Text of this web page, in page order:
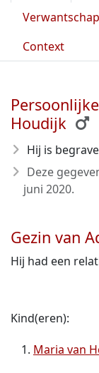
Verwantschap
Context
Houdijk
Hij is
Deze
juni 2020.
Gezin van
Hij had een
Kind(eren):
Maria van